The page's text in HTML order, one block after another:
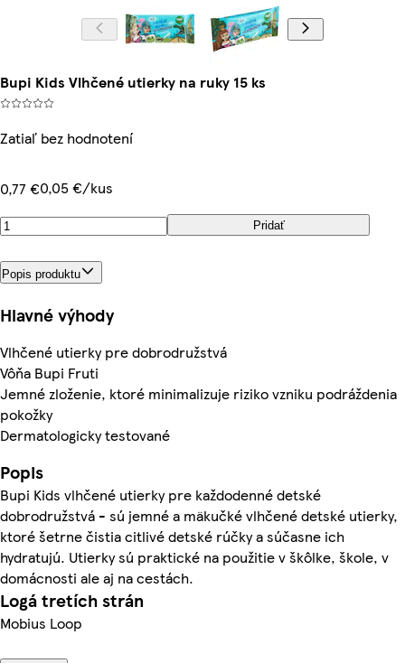
Bupi Kids Vlhčené utierky na ruky 15 ks
Zatiaľ bez hodnotení
0,77 €0,05 €/kus
Pridať
Popis produktu
Hlavné výhody
Vlhčené utierky pre dobrodružstvá
Vôňa Bupi Fruti
Jemné zloženie, ktoré minimalizuje riziko vzniku podráždenia
pokožky
Dermatologicky testované
Popis
Bupi Kids vlhčené utierky pre každodenné detské
dobrodružstvá - sú jemné a mäkučké vlhčené detské utierky,
ktoré šetrne čistia citlivé detské rúčky a súčasne ich
hydratujú. Utierky sú praktické na použitie v škôlke, škole, v
domácnosti ale aj na cestách.
Logá tretích strán
Mobius Loop